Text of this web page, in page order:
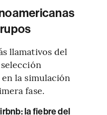
llamativos del
la simulación
fase.
la fiebre del